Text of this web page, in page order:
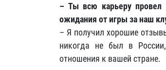
– Ты всю карьеру
ожидания от игры за наш
– Я получил хорошие
никогда не был в
отношения к вашей стране.